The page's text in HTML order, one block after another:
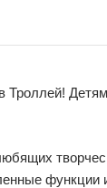
Троллей!
функции